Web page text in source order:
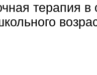
терапия в